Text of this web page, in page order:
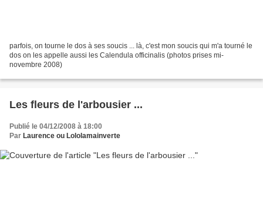
parfois, on tourne le dos à ses soucis ... là, c'est mon soucis qui m'a tourné le
dos on les appelle aussi les Calendula officinalis (photos prises mi-
novembre 2008)
Les fleurs de l'arbousier ...
Publié le 04/12/2008 à 18:00
Par Laurence ou Lololamainverte